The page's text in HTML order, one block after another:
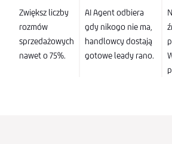
Zwiększ liczby
rozmów
sprzedażowych
nawet o 75%.
AI Agent odbiera
gdy nikogo nie ma,
handlowcy dostają
gotowe leady rano.